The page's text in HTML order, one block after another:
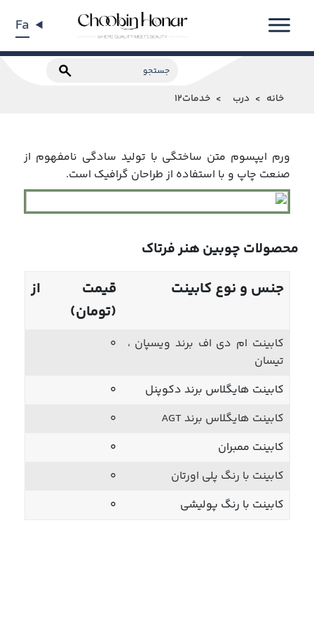
Fa
خانه درب خدمات12
ورم ایپسوم متن ساختگی با تولید سادگی نامفهوم از
صنعت چاپ و با استفاده از طراحان گرافیک است.
محصولات چوبین هنر فرتاک
جنس و نوع کابینت
قیمت از
(تومان)
کابینت ام دی اف برند ویسپان ،
تیسان
0
کابینت هایگلاس برند دکوپنل
0
کابینت هایگلاس برند AGT
0
کابینت ممبران
0
کابینت با رنگ پلی اورتان
0
کابینت با رنگ پولیشی
0